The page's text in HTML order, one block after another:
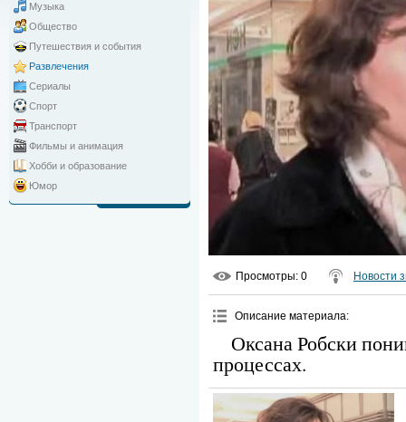
Музыка
Общество
Путешествия и события
Развлечения
Сериалы
Спорт
Транспорт
Фильмы и анимация
Хобби и образование
Юмор
Просмотры: 0 Новости
Описание материала:
Оксана Робски
процессах.